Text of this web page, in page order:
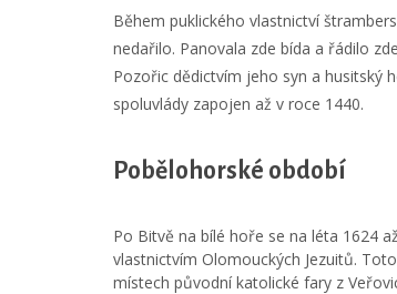
Během puklického vlastnictví
nedařilo. Panovala zde bída a řádilo
Pozořic dědictvím jeho syn a husitský
spoluvlády zapojen až v roce 1440.
Pobělohorské období
Po Bitvě na bílé hoře se na léta 1624
vlastnictvím Olomouckých Jezuitů.
místech původní katolické fary z